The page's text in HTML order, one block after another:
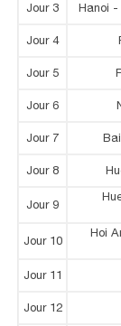
Jour 3 Hanoi -
Jour 4
Jour 5
Jour 6
Jour 7
Jour 8
Jour 9
Jour 10
Hoi
Jour 11
Jour 12